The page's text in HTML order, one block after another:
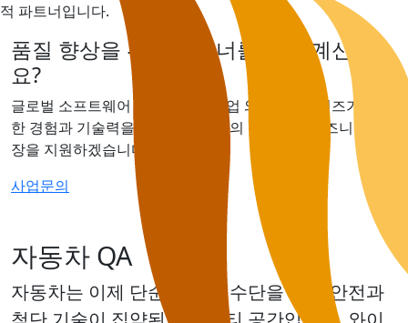
적 파트너입니다.
품질 향상을 위한 파트너를 찾고 계신가
요?
글로벌 소프트웨어 테스트 전문기업 와이즈와이어즈가 풍부
한 경험과 기술력을 바탕으로 귀사의 성공적인 비즈니스 성
장을 지원하겠습니다.
사업문의
자동차 QA
자동차는 이제 단순한 이동 수단을 넘어 안전과